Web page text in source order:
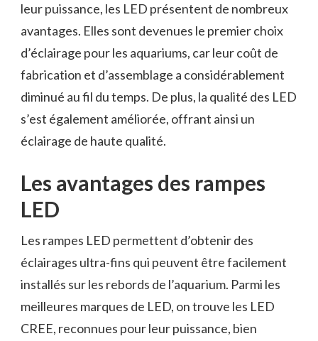
leur puissance, les LED présentent de nombreux
avantages. Elles sont devenues le premier choix
d’éclairage pour les aquariums, car leur coût de
fabrication et d’assemblage a considérablement
diminué au fil du temps. De plus, la qualité des LED
s’est également améliorée, offrant ainsi un
éclairage de haute qualité.
Les avantages des rampes
LED
Les rampes LED permettent d’obtenir des
éclairages ultra-fins qui peuvent être facilement
installés sur les rebords de l’aquarium. Parmi les
meilleures marques de LED, on trouve les LED
CREE, reconnues pour leur puissance, bien